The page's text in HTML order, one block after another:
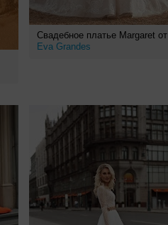
Свадебное платье Margaret от
Eva Grandes